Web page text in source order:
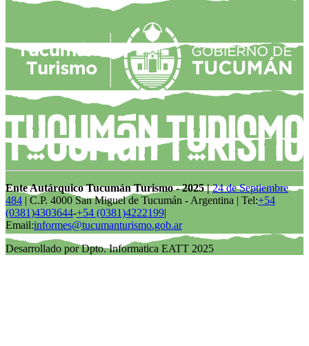
Ente Autárquico Tucumán Turismo - 2025 |24 de Septiembre
484 | C.P. 4000 San Miguel de Tucumán - Argentina | Tel:+54
(0381)4303644-+54 (0381)4222199|
Email:informes@tucumanturismo.gob.ar
Desarrollado por Dpto. Informatica EATT 2025